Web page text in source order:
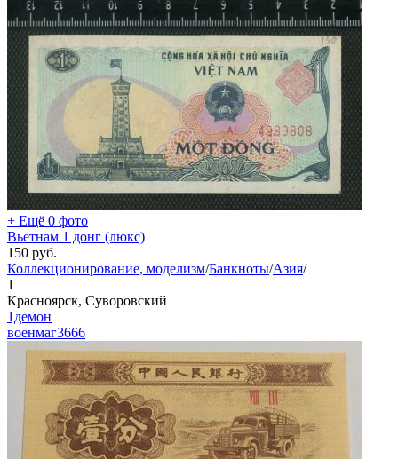
+ Ещё 0 фото
Вьетнам 1 донг (люкс)
150 руб.
Коллекционирование, моделизм/Банкноты/Азия/
1
Красноярск, Суворовский
1демон
военмаг3666